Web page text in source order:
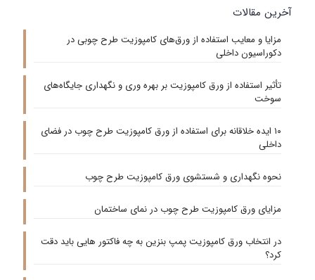
آخرین مقالات
مزایا و معایب استفاده از ورق‌های کامپوزیت طرح چوبی در
دکوراسیون داخلی
تأثیر استفاده از ورق کامپوزیت بر بهره‌ وری و نگهداری جایگاه‌های
سوخت
۱۰ ایده خلاقانه برای استفاده از ورق کامپوزیت طرح چوب در فضای
داخلی
نحوه نگهداری و شستشوی ورق کامپوزیت طرح چوب
مزایای ورق کامپوزیت طرح چوب در نمای ساختمان
در انتخاب ورق کامپوزیت پمپ بنزین به چه فاکتور هایی باید دقت
کرد؟